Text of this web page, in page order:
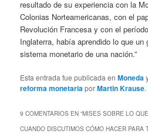
resultado de su experiencia con la
Colonias Norteamericanas, con el
Revolución Francesa y con el
Inglaterra, había aprendido lo que un
sistema monetario de una nación.”
Esta entrada fue publicada enMoneda
reforma monetariaporMartin Krause
9 COMENTARIOS EN “MISES SOBRE LO
CUANDO DISCUTIMOS CÓMO HACER PARA